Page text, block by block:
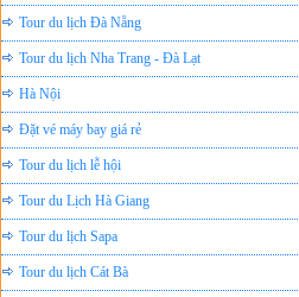
Tour du lịch Nha Trang - Đà Lạt
Hà Nội
Đặt vé máy bay giá rẻ
Tour du lịch lễ hội
Tour du Lịch Hà Giang
Tour du lịch Sapa
Tour du lịch Cát Bà
Cho thuê xe du lịch Hà Nội